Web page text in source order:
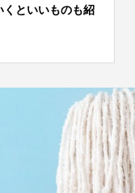
といいものも紹